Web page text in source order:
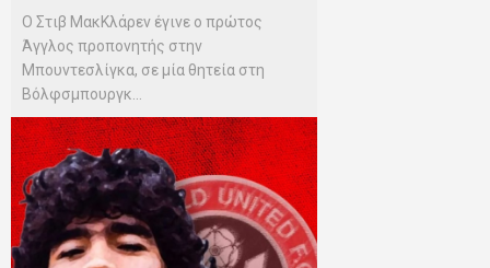
Ο Στιβ ΜακΚλάρεν έγινε ο πρώτος
Άγγλος προπονητής στην
Μπουντεσλίγκα, σε μία θητεία στη
Βόλφσμπουργκ...